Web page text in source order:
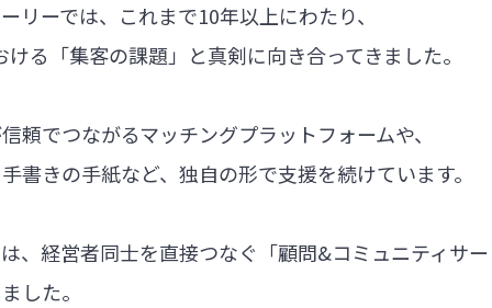
リーでは、これまで10年以上にわたり、
る「集客の課題」と真剣に向き合ってきました。
頼でつながるマッチングプラットフォームや、
書きの手紙など、独自の形で支援を続けています。
、経営者同士を直接つなぐ「顧問&コミュニティサ
した。